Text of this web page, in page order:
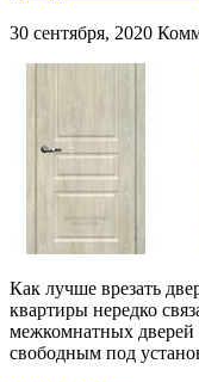
30 сентября, 2020
Как лучше врезать
квартиры нередко
межкомнатных
свободным под